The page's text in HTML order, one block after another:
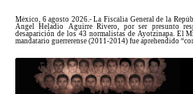
México, 6 agosto 2026.- La Fiscalía General de la
Ángel Heladio Aguirre Rivero, por ser presunto
desaparición de los 43 normalistas de Ayotzinapa. El
mandatario guerrerense (2011-2014) fue aprehendido